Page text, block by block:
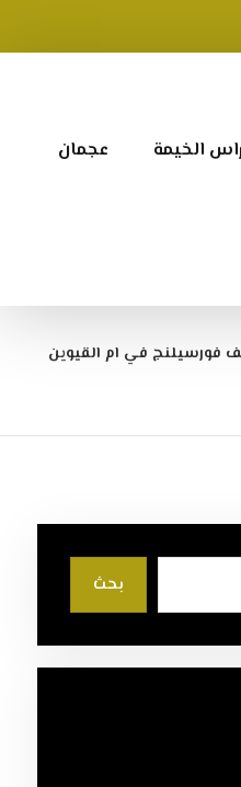
راس الخيمة عجمان
فورسيلنج في ام القيوين
بحث